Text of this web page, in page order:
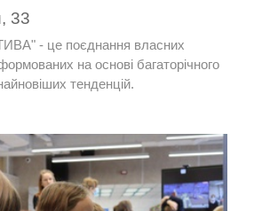
33
- це поєднання власних
на основі багаторічного
тенденцій.